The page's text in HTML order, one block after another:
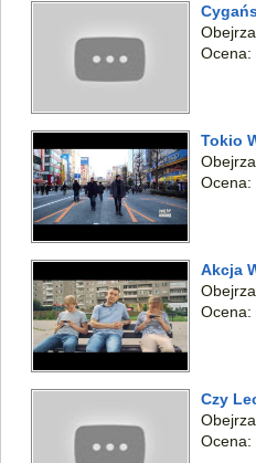
Ocena:
Tokio
Ocena:
Akcja
Ocena:
Czy
Ocena: